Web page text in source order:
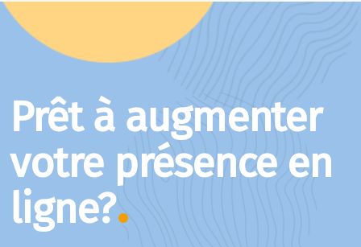
Prêt à augmenter
votre présence en
ligne?